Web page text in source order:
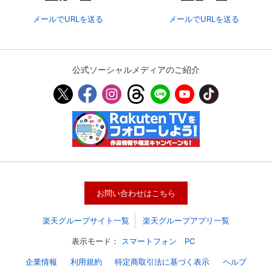
会員情報変更
基本情報、本人連絡先、パスワード 、クレ
ジットカード情報の変更が可能です。
決済方法変更 決済方法の変更が可能です。
メールでURLを送る メールでURLを送る
公式ソーシャルメディアのご紹介
お問い合わせはこちら
楽天グループサイト一覧 楽天グループアプリ一覧
表示モード： スマートフォン PC
企業情報 利用規約 特定商取引法に基づく表示 ヘルプ